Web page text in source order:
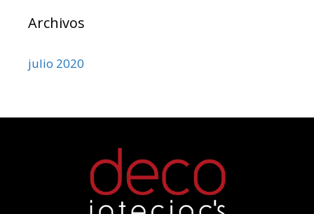
Archivos
julio 2020